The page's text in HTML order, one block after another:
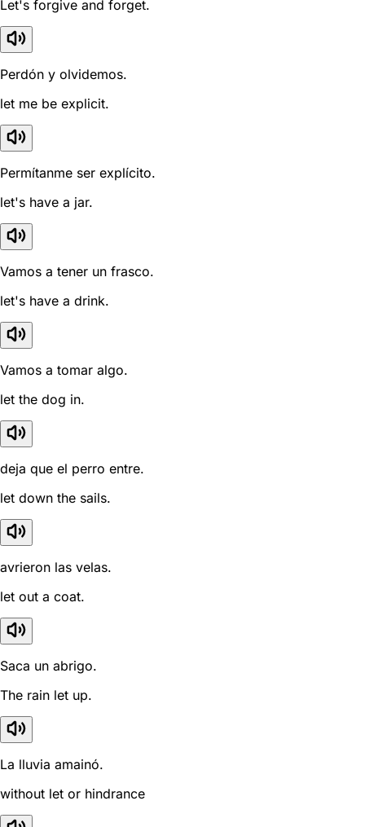
Let's forgive and forget.
Perdón y olvidemos.
let me be explicit.
Permítanme ser explícito.
let's have a jar.
Vamos a tener un frasco.
let's have a drink.
Vamos a tomar algo.
let the dog in.
deja que el perro entre.
let down the sails.
avrieron las velas.
let out a coat.
Saca un abrigo.
The rain let up.
La lluvia amainó.
without let or hindrance